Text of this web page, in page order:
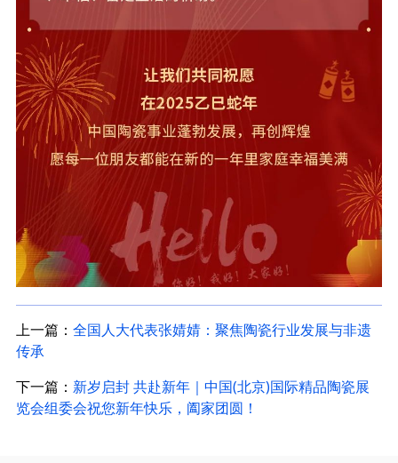
上一篇： 全国人大代表张婧婧：聚焦陶瓷行业发展与非遗
传承
下一篇： 新岁启封 共赴新年｜中国(北京)国际精品陶瓷展
览会组委会祝您新年快乐，阖家团圆！